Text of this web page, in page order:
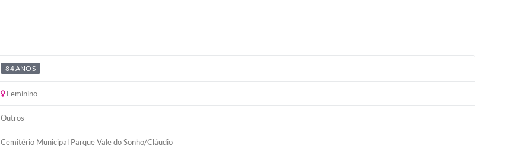
84 ANOS
Feminino
Outros
Cemitério Municipal Parque Vale do Sonho/Cláudio